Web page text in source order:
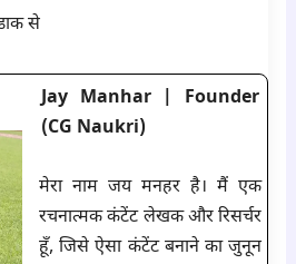
से
Jay Manhar | Founder
(CG Naukri)
मेरा नाम जय मनहर है। मैं एक
रचनात्मक कंटेंट लेखक और रिसर्चर
हूँ, जिसे ऐसा कंटेंट बनाने का जुनून